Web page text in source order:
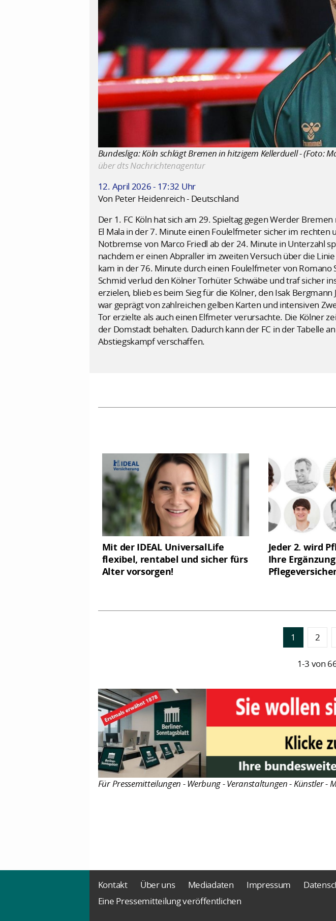
Bundesliga: Köln schlägt Bremen in hitzigem Kellerduell - (Foto:
über dts Nachrichtenagentur
12. April 2026 - 17:32 Uhr
Von Peter Heidenreich - Deutschland
Der 1. FC Köln hat sich am 29. Spieltag gegen Werder
El Mala in der 7. Minute einen Foulelfmeter sicher im
Notbremse von Marco Friedl ab der 24. Minute in Unterzahl
nachdem er einen Abpraller im zweiten Versuch über die
kam in der 76. Minute durch einen Foulelfmeter von Romano
Schmid verlud den Kölner Torhüter Schwäbe und traf sicher
erzielen, blieb es beim Sieg für die Kölner, den Isak
war geprägt von zahlreichen gelben Karten und intensiven
Tor erzielte als auch einen Elfmeter verursachte. Die Kölner
der Domstadt behalten. Dadurch kann der FC in der Tabelle
Abstiegskampf verschaffen.
Mit der IDEAL UniversalLife
flexibel, rentabel und sicher fürs
Alter vorsorgen!
Jeder 2. wird
Ihre
1 2
1-3 von
Für Pressemitteilungen - Werbung - Veranstaltungen - Künstler -
Kontakt Über uns Mediadaten Impressum
Eine Pressemitteilung veröffentlichen